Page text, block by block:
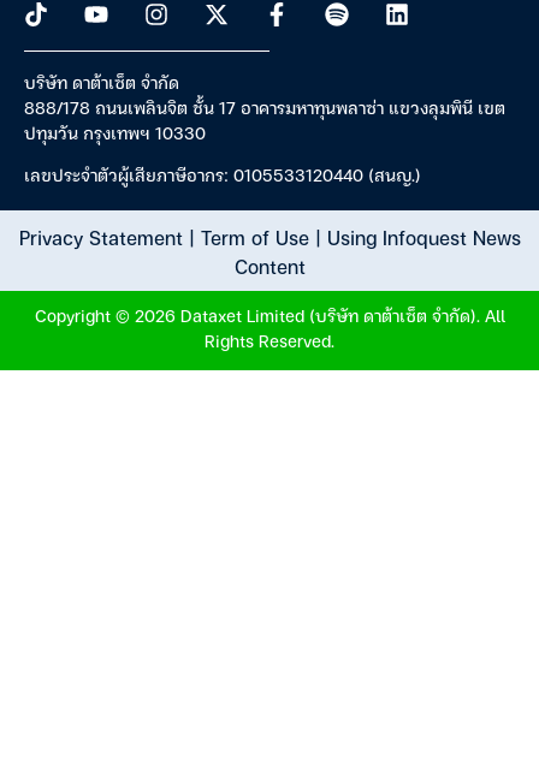
บริษัท ดาต้าเซ็ต จำกัด
888/178 ถนนเพลินจิต ชั้น 17 อาคารมหาทุนพลาซ่า แขวงลุมพินี เขต
ปทุมวัน กรุงเทพฯ 10330
เลขประจำตัวผู้เสียภาษีอากร: 0105533120440 (สนญ.)
Privacy Statement| Term of Use| Using Infoquest News
Content
Copyright © 2026 Dataxet Limited (บริษัท ดาต้าเซ็ต จำกัด). All
Rights Reserved.